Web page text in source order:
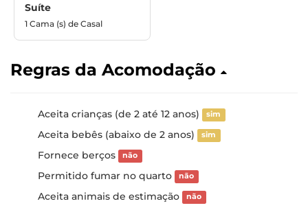
Suíte
1 Cama (s) de Casal
Regras da Acomodação
Aceita crianças (de 2 até 12 anos) sim
Aceita bebês (abaixo de 2 anos) sim
Fornece berços não
Permitido fumar no quarto não
Aceita animais de estimação não